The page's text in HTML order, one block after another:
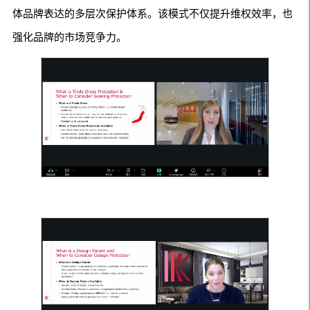
体品牌表达的多层次保护体系。该模式不仅提升维权效率，也
强化品牌的市场竞争力。